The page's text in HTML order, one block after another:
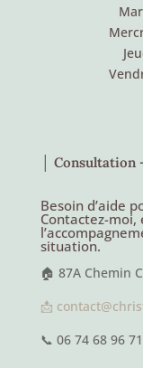
│ Consultation
Besoin d’aide
Contactez-
situation.
🏠 87A Chemin
📩
📞 06 74 68 96 71